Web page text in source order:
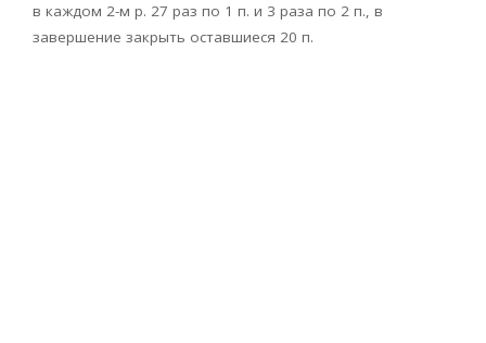
в каждом 2-м р. 27 раз по 1 п. и 3 раза по 2 п., в
завершение закрыть оставшиеся 20 п.